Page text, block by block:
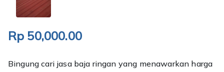
Rp 50,000.00
Bingung cari jasa baja ringan yang menawarkan harga